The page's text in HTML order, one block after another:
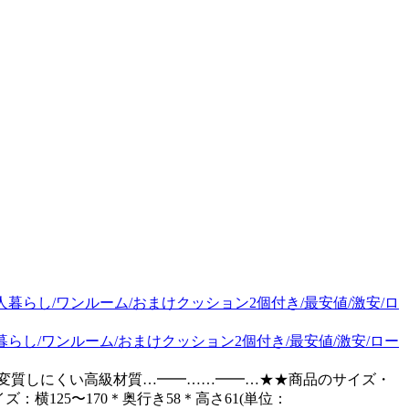
し/ワンルーム/おまけクッション2個付き/最安値/激安/ロー
質しにくい高級材質…━━……━━…★★商品のサイズ・
125〜170＊奥行き58＊高さ61(単位：